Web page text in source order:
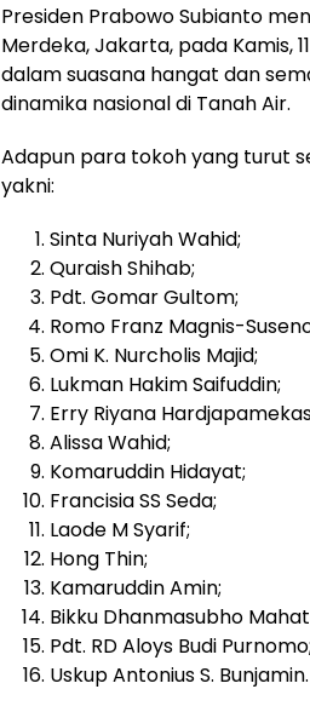
Presiden Prabowo Subianto
Merdeka, Jakarta, pada Kamis,
dalam suasana hangat dan
dinamika nasional di Tanah Air.
Adapun para tokoh yang turut
yakni:
Sinta Nuriyah Wahid;
⁠Quraish Shihab;
Pdt. Gomar Gultom;
⁠Romo Franz Magnis-
Omi K. Nurcholis Majid;
⁠Lukman Hakim Saifuddin;
Erry Riyana
Alissa Wahid;
Komaruddin Hidayat;
Francisia SS Seda;
Laode M Syarif;
Hong Thin;
Kamaruddin Amin;
Bikku Dhanmasubho
Pdt. RD Aloys Budi
Uskup Antonius S. Bunjamin.